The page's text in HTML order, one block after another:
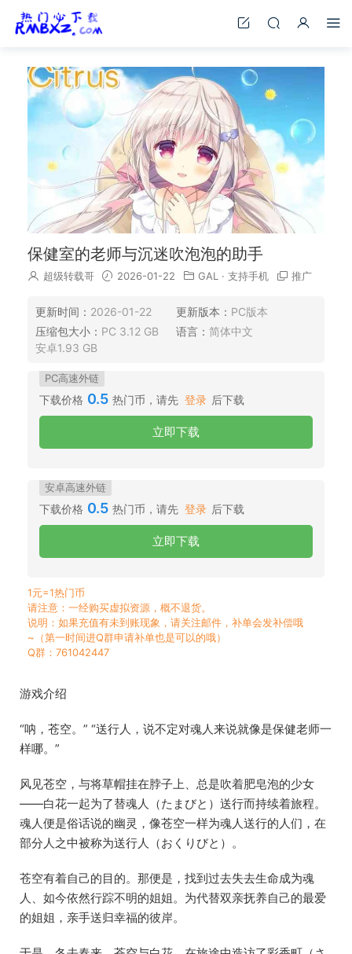
保健室的老师与沉迷吹泡泡的助手
超级转载哥 2026-01-22 GAL · 支持手机 推广
更新时间： 2026-01-22 更新版本： PC版本
压缩包大小： PC 3.12 GB
安卓1.93 GB
语言： 简体中文
PC高速外链
下载价格 0.5 热门币，请先 登录 后下载
立即下载
安卓高速外链
下载价格 0.5 热门币，请先 登录 后下载
立即下载
1元=1热门币
请注意：一经购买虚拟资源，概不退货。
说明：如果充值有未到账现象，请关注邮件，补单会发补偿哦
~（第一时间进Q群申请补单也是可以的哦）
Q群：761042447
游戏介绍
“呐，苍空。” “送行人，说不定对魂人来说就像是保健老师一
样哪。”
风见苍空，与将草帽挂在脖子上、总是吹着肥皂泡的少女
——白花一起为了替魂人（たまびと）送行而持续着旅程。
魂人便是俗话说的幽灵，像苍空一样为魂人送行的人们，在
部分人之中被称为送行人（おくりびと）。
苍空有着自己的目的。那便是，找到过去失去生命成为魂
人、如今依然行踪不明的姐姐。为代替双亲抚养自己的最爱
的姐姐，亲手送归幸福的彼岸。